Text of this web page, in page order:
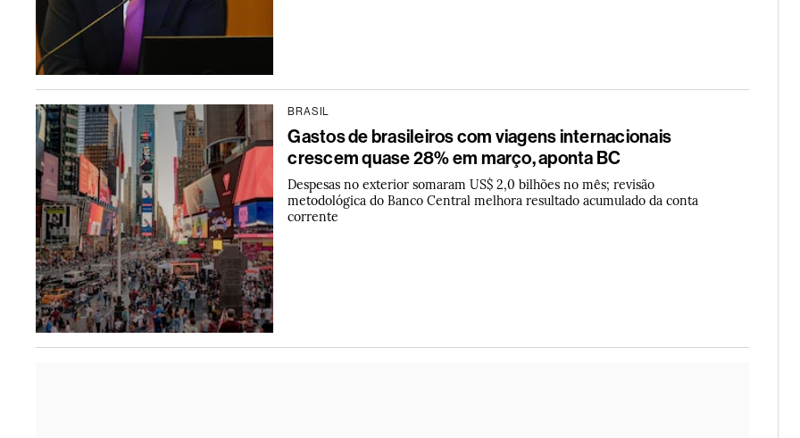
BRASIL
Gastos de brasileiros com viagens internacionais
crescem quase 28% em março, aponta BC
Despesas no exterior somaram US$ 2,0 bilhões no mês; revisão
metodológica do Banco Central melhora resultado acumulado da conta
corrente